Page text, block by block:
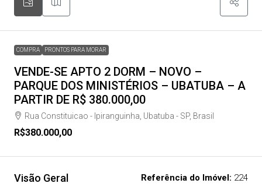
COMPRA PRONTOS PARA MORAR
VENDE-SE APTO 2 DORM – NOVO –
PARQUE DOS MINISTÉRIOS – UBATUBA – A
PARTIR DE R$ 380.000,00
Rua Constituicao - Ipiranguinha, Ubatuba - SP, Brasil
R$380.000,00
Visão Geral Referência do Imóvel: 224